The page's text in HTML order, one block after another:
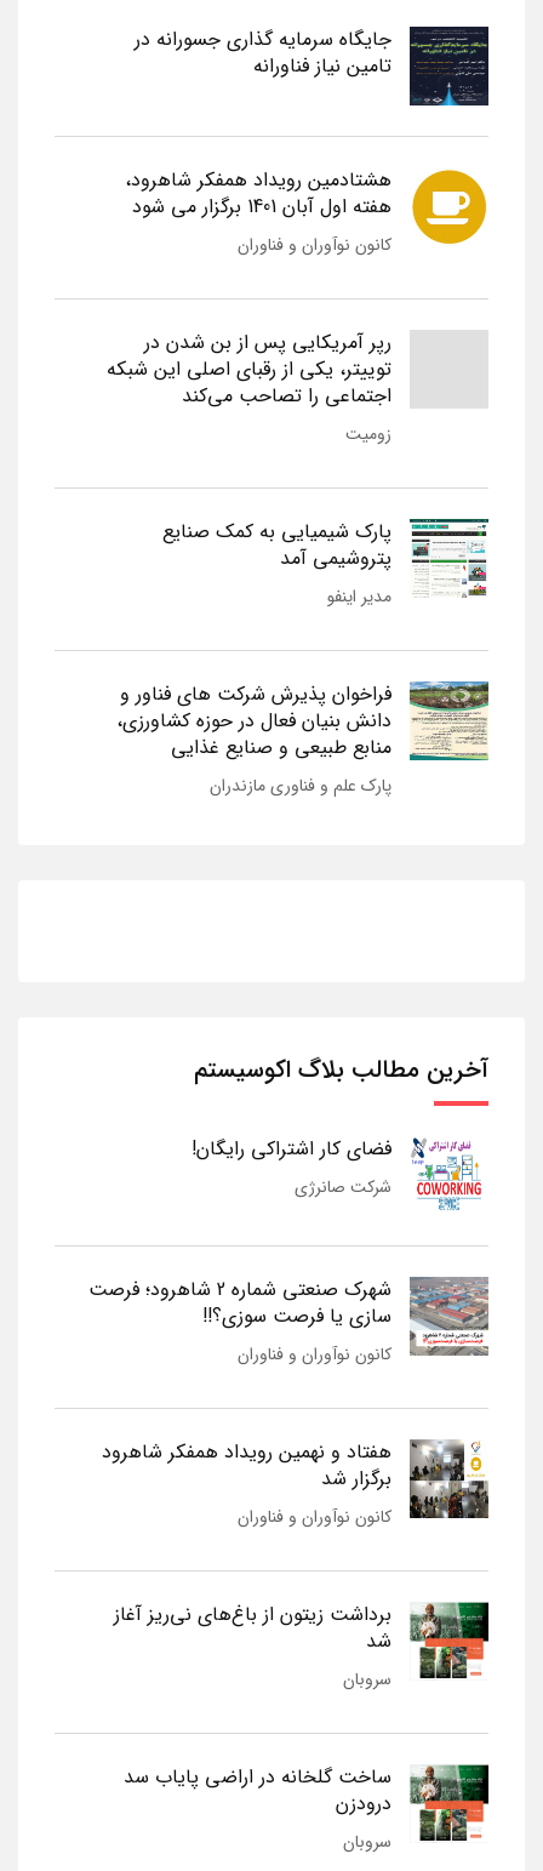
جایگاه سرمایه گذاری جسورانه در
تامین نیاز فناورانه
هشتادمین رویداد همفکر شاهرود،
هفته اول آبان 1401 برگزار می شود
کانون نوآوران و فناوران
رپر آمریکایی پس از بن شدن در
توییتر، یکی از رقبای اصلی این شبکه
اجتماعی را تصاحب می‌کند
زومیت
پارک شیمیایی به کمک صنایع
پتروشیمی آمد
مدیر اینفو
فراخوان پذیرش شرکت های فناور و
دانش بنیان فعال در حوزه کشاورزی،
منابع طبیعی و صنایع غذایی
پارک علم و فناوری مازندران
آخرین مطالب بلاگ اکوسیستم
فضای کار اشتراکی رایگان!
شرکت صانرژی
شهرک صنعتی شماره 2 شاهرود؛ فرصت
سازی یا فرصت سوزی؟!!
کانون نوآوران و فناوران
هفتاد و نهمین رویداد همفکر شاهرود
برگزار شد
کانون نوآوران و فناوران
برداشت زیتون از باغ‌های نی‌ریز آغاز
شد
سروبان
ساخت گلخانه در اراضی پایاب سد
درودزن
سروبان